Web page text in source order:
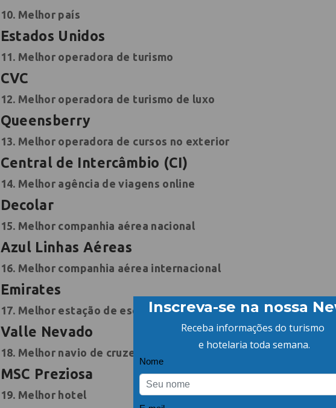
10. Melhor país
Estados Unidos
11. Melhor operadora de turismo
CVC
12. Melhor operadora de turismo de luxo
Queensberry
13. Melhor operadora de cursos no exterior
Central de Intercâmbio (CI)
14. Melhor agência de viagens online
Decolar
15. Melhor companhia aérea nacional
Azul Linhas Aéreas
16. Melhor companhia aérea internacional
Emirates
17. Melhor estação de esqui
Valle Nevado
18. Melhor navio de cruzeiro
MSC Preziosa
19. Melhor hotel